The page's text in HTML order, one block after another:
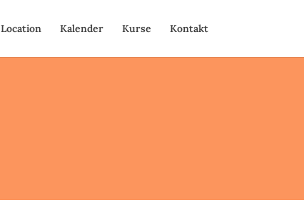
Location Kalender Kurse Kontakt